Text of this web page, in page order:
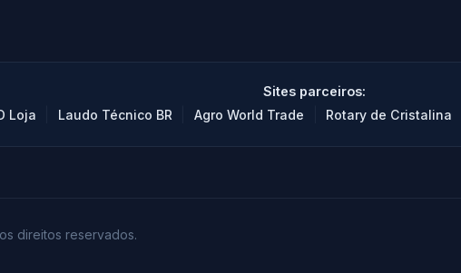
Sites parceiros:
Loja Laudo Técnico BR Agro World Trade Rotary de Cristalina
direitos reservados.